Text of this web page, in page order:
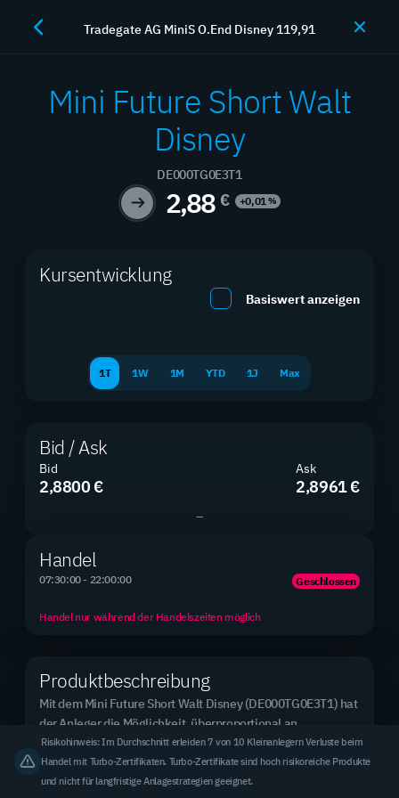
JETZT HANDELN
Hebelprodukte
Maximieren Sie Ihre Rendite mit professionellen
Tradegate AG MiniS O.End Disney 119,91
Mini Future Short Walt
Disney
DE000TG0E3T1
2,88 € +0,01 %
Kursentwicklung
Basiswert anzeigen
1T 1W 1M YTD 1J Max
Bid / Ask
Bid
2,8800 €
Ask
2,8961 €
–
Handel
07:30:00 - 22:00:00 Geschlossen
Handel nur während der Handelszeiten möglich
Produktbeschreibung
Mit dem Mini Future Short Walt Disney (DE000TG0E3T1) hat
der Anleger die Möglichkeit, überproportional an
steigenden Kursen der zugrunde liegenden Aktie zu
partizipieren. Im Gegenzug nimmt der Anleger auch
überproportional an fallenden Kursen der zugrunde
SUCHEN
Produkte gesamt
0 / 0
Top Basiswert (meistgehandelt)
Rheinmetall AG
3,31 % des Handelsvolumens
Risikohinweis: Im Durchschnitt erleiden 7 von 10 Kleinanlegern Verluste beim
Handel mit Turbo-Zertifikaten. Turbo-Zertifikate sind hoch risikoreiche Produkte
und nicht für langfristige Anlagestrategien geeignet.